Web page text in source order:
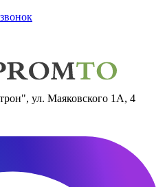
ул. Маяковского 1А, 4